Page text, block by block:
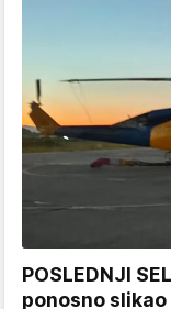
POSLEDNJI
ponosno